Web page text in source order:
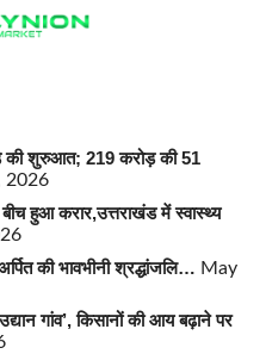
की शुरुआत; 219 करोड़ की 51
2026
हुआ करार,उत्तराखंड में स्वास्थ्य
की भावभीनी श्रद्धांजलि… May
गांव’, किसानों की आय बढ़ाने पर